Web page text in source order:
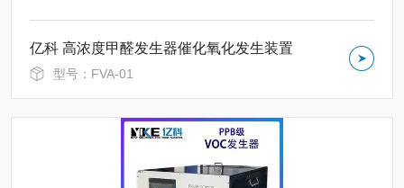
亿科 高浓度甲醛发生器催化氧化发生装置
型号：FVA-01